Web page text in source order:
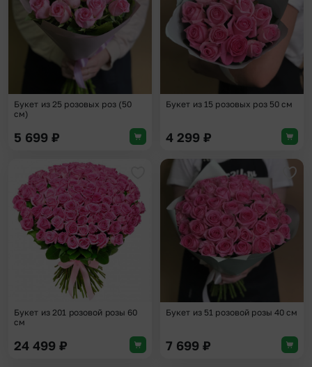
Букет из 25 розовых роз (50
см)
5 699 ₽
Букет из 15 розовых роз 50 см
4 299 ₽
Добавить в избранное
Букет из 201 розовой розы 60
см
24 499 ₽
Букет из 51 розовой розы 40 см
7 699 ₽